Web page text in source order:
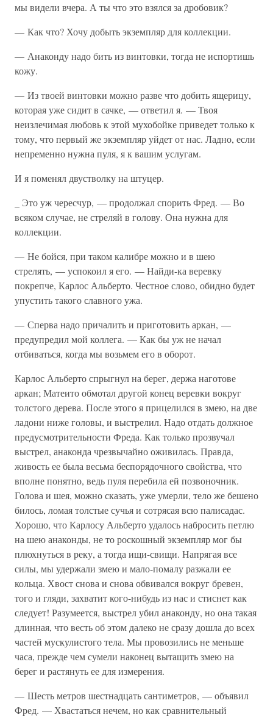
мы видели вчера. А ты что это взялся за дробовик?
— Как что? Хочу добыть экземпляр для коллекции.
— Анаконду надо бить из винтовки, тогда не испортишь
кожу.
— Из твоей винтовки можно разве что добить ящерицу,
которая уже сидит в сачке, — ответил я. — Твоя
неизлечимая любовь к этой мухобойке приведет только к
тому, что первый же экземпляр уйдет от нас. Ладно, если
непременно нужна пуля, я к вашим услугам.
И я поменял двустволку на штуцер.
_ Это уж чересчур, — продолжал спорить Фред. — Во
всяком случае, не стреляй в голову. Она нужна для
коллекции.
— Не бойся, при таком калибре можно и в шею
стрелять, — успокоил я его. — Найди-ка веревку
покрепче, Карлос Альберто. Честное слово, обидно будет
упустить такого славного ужа.
— Сперва надо причалить и приготовить аркан, —
предупредил мой коллега. — Как бы уж не начал
отбиваться, когда мы возьмем его в оборот.
Карлос Альберто спрыгнул на берег, держа наготове
аркан; Матеито обмотал другой конец веревки вокруг
толстого дерева. После этого я прицелился в змею, на две
ладони ниже головы, и выстрелил. Надо отдать должное
предусмотрительности Фреда. Как только прозвучал
выстрел, анаконда чрезвычайно оживилась. Правда,
живость ее была весьма беспорядочного свойства, что
вполне понятно, ведь пуля перебила ей позвоночник.
Голова и шея, можно сказать, уже умерли, тело же бешено
билось, ломая толстые сучья и сотрясая всю палисадас.
Хорошо, что Карлосу Альберто удалось набросить петлю
на шею анаконды, не то роскошный экземпляр мог бы
плюхнуться в реку, а тогда ищи-свищи. Напрягая все
силы, мы удержали змею и мало-помалу разжали ее
кольца. Хвост снова и снова обвивался вокруг бревен,
того и гляди, захватит кого-нибудь из нас и стиснет как
следует! Разумеется, выстрел убил анаконду, но она такая
длинная, что весть об этом далеко не сразу дошла до всех
частей мускулистого тела. Мы провозились не меньше
часа, прежде чем сумели наконец вытащить змею на
берег и растянуть ее для измерения.
— Шесть метров шестнадцать сантиметров, — объявил
Фред. — Хвастаться нечем, но как сравнительный